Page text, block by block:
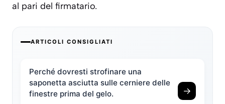
al pari del firmatario.
ARTICOLI CONSIGLIATI
Perché dovresti strofinare una
saponetta asciutta sulle cerniere delle
finestre prima del gelo.
→